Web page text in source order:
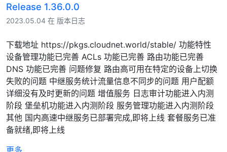
Release 1.36.0.0
2023.05.04 在 版本日志
下载地址 https://pkgs.cloudnet.world/stable/ 功能特性
设备管理功能已完善 ACLs 功能已完善 路由功能已完善
DNS 功能已完善 问题修复 路由高可用在特定的设备上切换
失败的问题 中继服务统计流量信息不同步的问题 用户配额
详细没有及时更新的问题 增值服务 日志审计功能进入内测
阶段 堡垒机功能进入内测阶段 服务管理功能进入内测阶段
其他 国内高速中继服务已部署完成,即将上线 套餐服务已准
备就绪,即将上线
更多